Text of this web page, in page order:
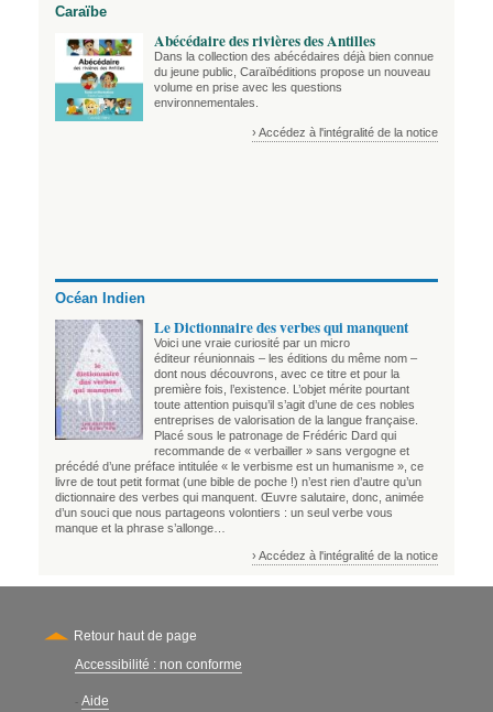
Caraïbe
Abécédaire des rivières des Antilles
Dans la collection des abécédaires déjà bien connue
du jeune public, Caraïbéditions propose un nouveau
volume en prise avec les questions
environnementales.
› Accédez à l'intégralité de la notice
Océan Indien
Le Dictionnaire des verbes qui manquent
Voici une vraie curiosité par un micro
éditeur réunionnais – les éditions du même nom –
dont nous découvrons, avec ce titre et pour la
première fois, l’existence. L’objet mérite pourtant
toute attention puisqu’il s’agit d’une de ces nobles
entreprises de valorisation de la langue française.
Placé sous le patronage de Frédéric Dard qui
recommande de « verbailler » sans vergogne et
précédé d’une préface intitulée « le verbisme est un humanisme », ce
livre de tout petit format (une bible de poche !) n’est rien d’autre qu’un
dictionnaire des verbes qui manquent. Œuvre salutaire, donc, animée
d’un souci que nous partageons volontiers : un seul verbe vous
manque et la phrase s’allonge…
› Accédez à l'intégralité de la notice
Retour haut de page
Secondary
Accessibilité : non conforme
- Aide